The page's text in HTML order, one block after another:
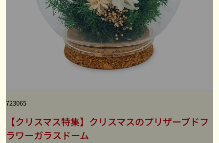
723065
【クリスマス特集】クリスマスのプリザーブドフ
ラワーガラスドーム